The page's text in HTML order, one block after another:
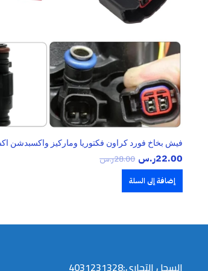
فيش بخاخ فورد كراون فكتوريا وماركيز واكسبدشن
22.00ر.س 28.00ر.س
إضافة إلى السلة